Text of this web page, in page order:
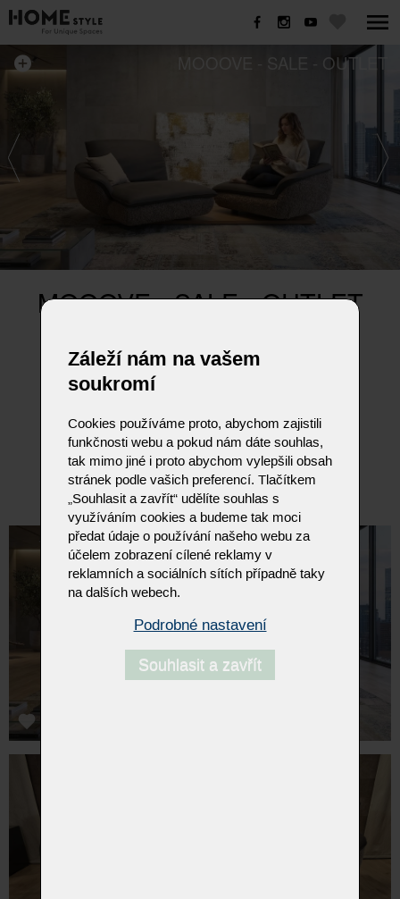
MOOOVE - SALE - OUTLET
MOOOVE - SALE - OUTLET
Rozměr 242 x 153cm, (ve složeném stavu)
kůže A India Schoko, látka Doodle 80, podesta ořech
lehátko i křeslo otočné o 360°, posuvné, aretace pohybu
křeslo vybavené houpací funkcí s možností aretace
Původní cena 259.800Kč ....nyní 129.999Kč
Záleží nám na vašem
soukromí
Cookies používáme proto, abychom zajistili
funkčnosti webu a pokud nám dáte souhlas,
tak mimo jiné i proto abychom vylepšili obsah
stránek podle vašich preferencí. Tlačítkem
„Souhlasit a zavřít“ udělíte souhlas s
využíváním cookies a budeme tak moci
předat údaje o používání našeho webu za
účelem zobrazení cílené reklamy v
reklamních a sociálních sítích případně taky
na dalších webech.
Podrobné nastavení
Souhlasit a zavřít